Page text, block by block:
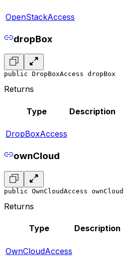
OpenStackAccess
dropBox
public DropBoxAccess dropBox
Returns
Type Description
DropBoxAccess
ownCloud
public OwnCloudAccess ownCloud
Returns
Type Description
OwnCloudAccess